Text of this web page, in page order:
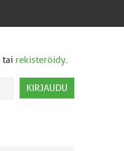
tai rekisteröidy.